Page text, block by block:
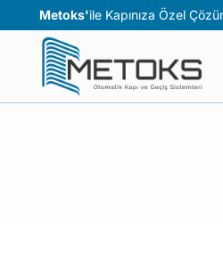
Metoks'ile Kapınıza Özel